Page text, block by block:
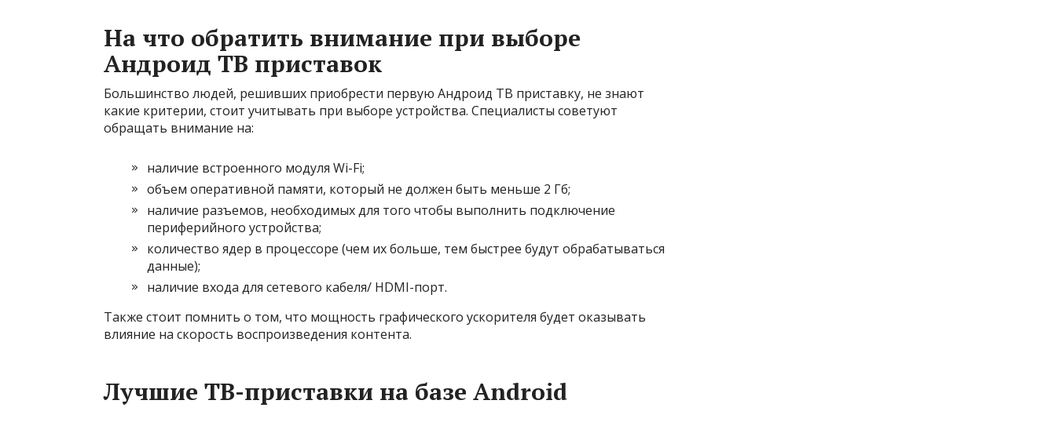
На что обратить внимание при выборе
Андроид ТВ приставок
Большинство людей, решивших приобрести первую Андроид ТВ приставку, не знают
какие критерии, стоит учитывать при выборе устройства. Специалисты советуют
обращать внимание на:
наличие встроенного модуля Wi-Fi;
объем оперативной памяти, который не должен быть меньше 2 Гб;
наличие разъемов, необходимых для того чтобы выполнить подключение
периферийного устройства;
количество ядер в процессоре (чем их больше, тем быстрее будут обрабатываться
данные);
наличие входа для сетевого кабеля/ HDMI-порт.
Также стоит помнить о том, что мощность графического ускорителя будет оказывать
влияние на скорость воспроизведения контента.
Лучшие ТВ-приставки на базе Android